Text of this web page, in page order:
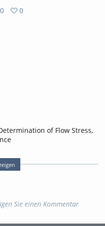
0
0
of Flow Stress,
Sie einen Kommentar